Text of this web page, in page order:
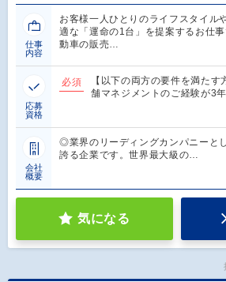
仕事
内容
お客様一人ひとりのライフスタイル
適な「運命の1台」を提案するお仕
動車の販売…
応募
資格
必須
【以下の両方の要件を満た
舗マネジメントのご経験が3
会社
概要
◎業界のリーディングカンパニーと
誇る企業です。世界最大級の…
気になる